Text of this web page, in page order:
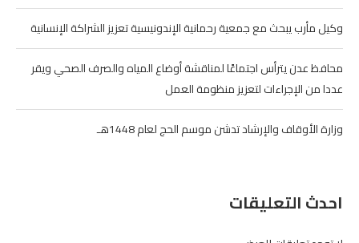
وكيل مأرب يبحث مع جمعية رحمانية الإندونيسية تعزيز الشراكة الإنسانية
محافظ عدن يترأس اجتماعًا لمناقشة أوضاع المياه والصرف الصحي ويقر
عددا من الإجراءات لتعزيز منظومة العمل
وزارة الأوقاف والإرشاد تدشن موسم الحج لعام 1448هـ
احدث التعليقات